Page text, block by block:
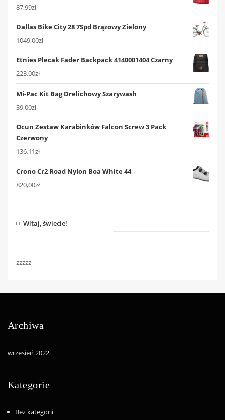
87,99zł
Dallas Bike City 28 7Spd Brązowy Zielony
1049,00zł
Etnies Plecak Fader Backpack 4140001404 Czarny
223,00zł
Mi-Pac Kit Bag Drelichowy Szarywash
39,00zł
Ocun Zestaw Karabinków Falcon Screw 3 Pack
Czerwony
136,11zł
Crono Cr2 Road Nylon Boa White 44
820,00zł
Witaj, świecie!
zzzzz
Archiwa
wrzesień 2022
Kategorie
Bez kategorii